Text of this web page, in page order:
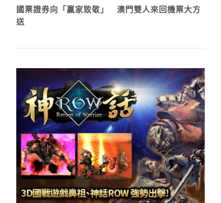
國票證券向「贏家致敬」 澳門雙人來回機票大方
送